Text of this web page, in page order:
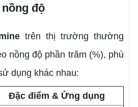
độ
trên thị trường thường
nồng độ phần trăm (%), phù
dụng khác nhau:
Đặc điểm & Ứng dụng